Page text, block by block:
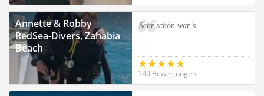
Annette & Robby
RedSea-Divers, Zahabia
Beach
Sehr schön war´s
180 Bewertungen